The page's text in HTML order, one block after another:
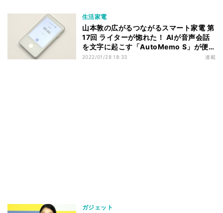
生活家電
山本敦の広がるつながるスマート家電 第
17回 ライターが惚れた！ AIが音声会話
を文字に起こす「AutoMemo S」が便
利
2022/01/28 18:33 連載
ガジェット